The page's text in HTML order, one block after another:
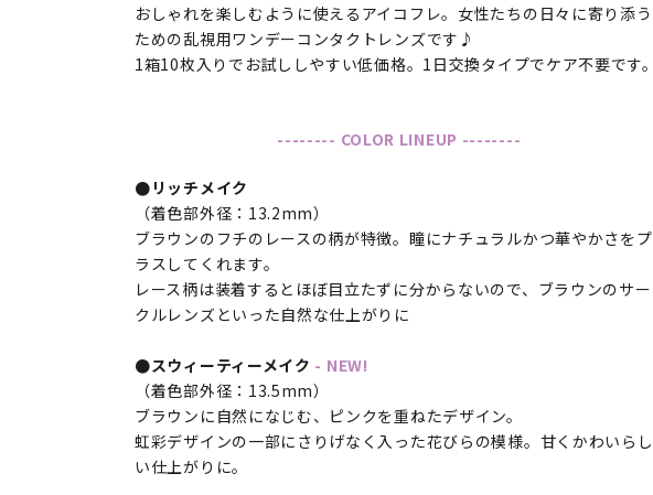
おしゃれを楽しむように使えるアイコフレ。女性たちの日々に寄り添う
ための乱視用ワンデーコンタクトレンズです♪
1箱10枚入りでお試ししやすい低価格。1日交換タイプでケア不要です。
-------- COLOR LINEUP --------
●リッチメイク
（着色部外径：13.2mm）
ブラウンのフチのレースの柄が特徴。瞳にナチュラルかつ華やかさをプ
ラスしてくれます。
レース柄は装着するとほぼ目立たずに分からないので、ブラウンのサー
クルレンズといった自然な仕上がりに
●スウィーティーメイク - NEW!
（着色部外径：13.5mm）
ブラウンに自然になじむ、ピンクを重ねたデザイン。
虹彩デザインの一部にさりげなく入った花びらの模様。甘くかわいらし
い仕上がりに。